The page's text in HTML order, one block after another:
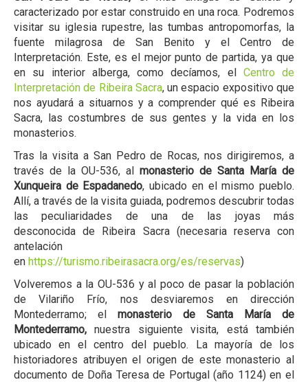
caracterizado por estar construido en una roca. Podremos
visitar su iglesia rupestre, las tumbas antropomorfas, la
fuente milagrosa de San Benito y el Centro de
Interpretación. Este, es el mejor punto de partida, ya que
en su interior alberga, como decíamos, el Centro de
Interpretación de Ribeira Sacra, un espacio expositivo que
nos ayudará a situarnos y a comprender qué es Ribeira
Sacra, las costumbres de sus gentes y la vida en los
monasterios.
Tras la visita a San Pedro de Rocas, nos dirigiremos, a
través de la OU-536, al monasterio de Santa María de
Xunqueira de Espadanedo, ubicado en el mismo pueblo.
Allí, a través de la visita guiada, podremos descubrir todas
las peculiaridades de una de las joyas más
desconocida de Ribeira Sacra (necesaria reserva con
antelación
en https://turismo.ribeirasacra.org/es/reservas)
Volveremos a la OU-536 y al poco de pasar la población
de Vilariño Frío, nos desviaremos en dirección
Montederramo; el monasterio de Santa María de
Montederramo,nuestra siguiente visita, está también
ubicado en el centro del pueblo. La mayoría de los
historiadores atribuyen el origen de este monasterio al
documento de Doña Teresa de Portugal (año 1124) en el